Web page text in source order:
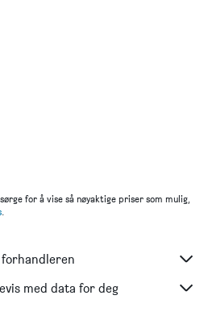
for å vise så nøyaktige priser som mulig,
.
med data for deg